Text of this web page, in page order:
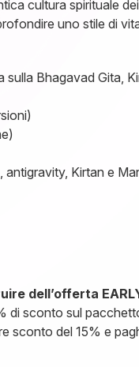
cultura spirituale
uno stile di
Bhagavad Gita,
Kirtan e
dell’offerta
di sconto sul
sconto del 15% e